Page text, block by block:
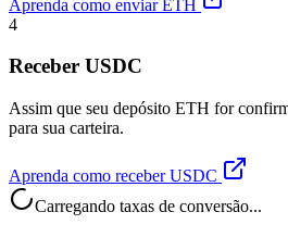
Aprenda como enviar ETH
4
Receber USDC
Assim que seu depósito ETH for
para sua carteira.
Aprenda como receber USDC
Carregando taxas de conversão...